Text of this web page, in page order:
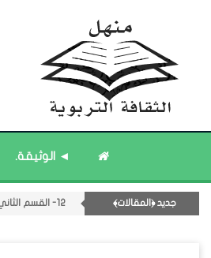
◄ الوثيقة.
جديد ﴿المقالات﴾
۝ قائمة مُثبتة : إدارة منهل الثقافة التربوية.
۝ قائمة مُثبتة : فريق منهل الثقافة التربوية.
۝ قائمة مُحدَّثة : مختارات من جديد المشاركات.
۝ قائمة مُحدَّثة : مختارات من الثقافة ﴿الزمنية﴾.
12- القسم الثاني عشر : الثقافة ﴿الرياضية - المعرفية - المستقبلية﴾.